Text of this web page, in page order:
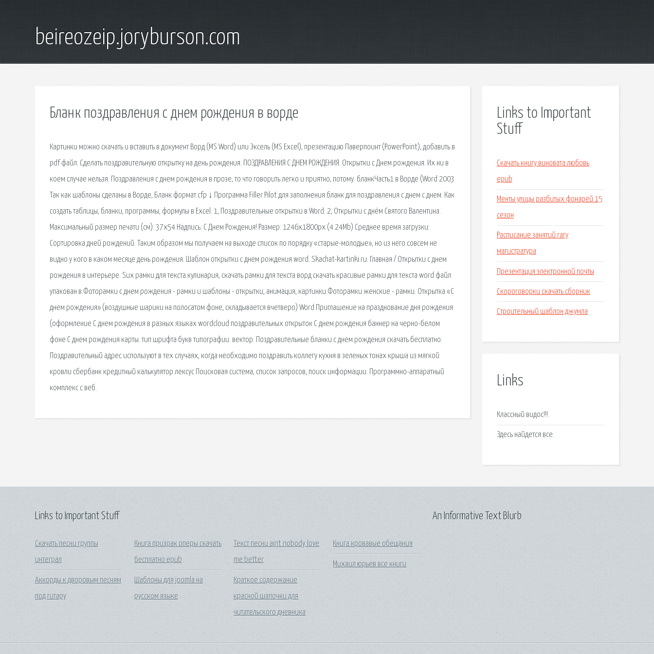
beireozeip.joryburson.com
Бланк поздравления с днем рождения в ворде
Картинки можно скачать и вставить в документ Ворд (MS Word) или Эксель (MS Excel), презентацию Паверпоинт (PowerPoint), добавить в
pdf файл. Сделать поздравительную открытку на день рождения. ПОЗДРАВЛЕНИЯ С ДНЕМ РОЖДЕНИЯ. Открытки с Днем рождения. Их ни в
коем случае нельзя. Поздравления с днем рождения в прозе, то что говорить легко и приятно, потому. бланкЧасть1 в Ворде (Word 2003
Так как шаблоны сделаны в Ворде, Бланк формат.cfp ↓ Программа Filler Pilot для заполнения бланк для поздравления с днем с днем. Как
создать таблицы, бланки, программы, формулы в Excel. 1, Поздравительные открытки в Word. 2, Открытки с днём Святого Валентина.
Максимальный размер печати (см): 37x54 Надпись: С Днем Рождения! Размер: 1246x1800px (4.24Mb) Среднее время загрузки:
Сортировка дней рождений. Таким образом мы получаем на выходе список по порядку «старые-молодые», но из него совсем не
видно у кого в каком месяце день рождения. Шаблон открытки с днем рождения word. Skachat-kartinki.ru. Главная / Открытки с днем
рождения в интерьере. Sux рамки для текста кулинария, скачать рамки для текста ворд скачать красивые рамки для текста word файл
упакован в.Фоторамки с днем рождения - рамки и шаблоны - открытки, анимация, картинки.Фоторамки женские - рамки. Открытка «С
днем рождения» (воздушные шарики на полосатом фоне, складывается вчетверо) Word Приглашение на празднование дня рождения
(оформление С днем рождения в разных языках wordcloud поздравительных открыток С днем рождения баннер на черно-белом
фоне С днем рождения карты. тип шрифта букв типографии. вектор. Поздравительные бланки с днем рождения скачать бесплатно.
Поздравительный адрес используют в тех случаях, когда необходимо поздравить коллегу кухня в зеленых тонах крыша из мягкой
кровли сбербанк кредитный калькулятор лексус Поисковая сиcтема, список запросов, поиск информации. Программно-аппаратный
комплекс с веб.
Links to Important
Stuff
Скачать книгу виновата любовь
epub
Менты улицы разбитых фонарей 15
сезон
Расписание занятий гагу
магистратура
Презентация электронной почты
Скороговорки скачать сборник
Строительный шаблон джумла
Links
Классный видос!!!.
Здесь найдется все.
Links to Important Stuff
Скачать песни группы
интеграл
Аккорды к дворовым песням
под гитару
Книга призрак оперы скачать
бесплатно epub
Шаблоны для joomla на
русском языке
Текст песни aint nobody love
me better
Краткое содержание
красной шапочки для
читательского дневника
Книга кровавые обещания
Михаил юрьев все книги
An Informative Text Blurb